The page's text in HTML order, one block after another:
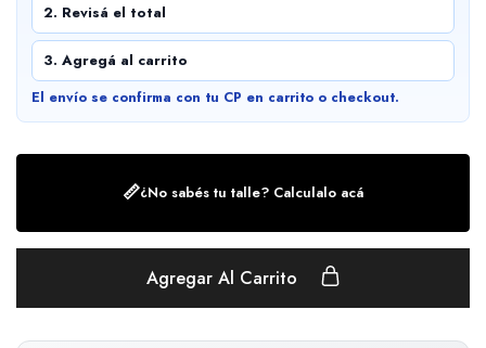
2. Revisá el total
3. Agregá al carrito
El envío se confirma con tu CP en carrito o checkout.
📏¿No sabés tu talle? Calculalo acá
Agregar Al Carrito